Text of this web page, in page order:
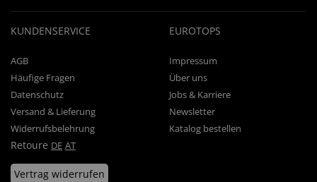
KUNDENSERVICE
AGB
Häufige Fragen
Datenschutz
Versand & Lieferung
Widerrufsbelehrung
Retoure DE AT
Vertrag widerrufen
EUROTOPS
Impressum
Über uns
Jobs & Karriere
Newsletter
Katalog bestellen